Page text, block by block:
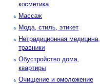
косметика
Массаж
Мода, стиль, этикет
Нетрадиционная медицина,
травники
Обустройство дома,
квартиры
Очищение и омоложение